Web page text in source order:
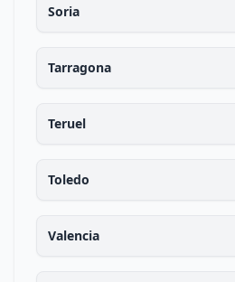
Soria
Tarragona
Teruel
Toledo
Valencia